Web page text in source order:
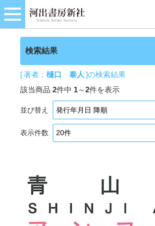
検索結果
[ 著者：樋口 泰人 ]の検索結果
該当商品2件中 1～2件を表示
並び替え
表示件数